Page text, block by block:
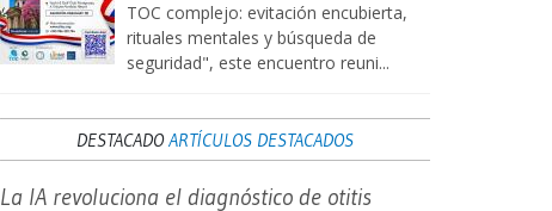
TOC complejo: evitación encubierta,
rituales mentales y búsqueda de
seguridad", este encuentro reuni...
DESTACADOARTÍCULOS DESTACADOS
La IA revoluciona el diagnóstico de otitis